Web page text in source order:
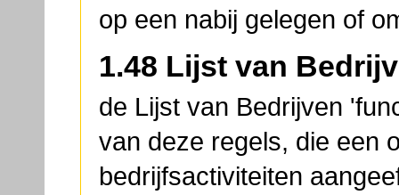
op een nabij gelegen of
1.48 Lijst van
de Lijst van Bedrijven
van deze regels, die een
bedrijfsactiviteiten